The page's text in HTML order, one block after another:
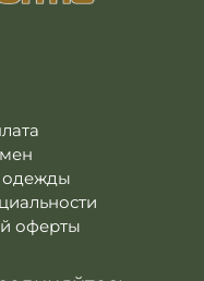
одежды
оферты